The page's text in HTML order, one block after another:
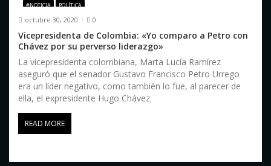
#NOTICIA POLÍTICA
octubre 30, 2020 0
Vicepresidenta de Colombia: «Yo comparo a Petro con
Chávez por su perverso liderazgo»
La vicepresidenta colombiana, Marta Lucía Ramírez
aseguró que el senador Gustavo Francisco Petro Urrego
era un líder negativo, como también lo fue, al parecer de
ella, el expresidente Hugo Chávez.
READ MORE